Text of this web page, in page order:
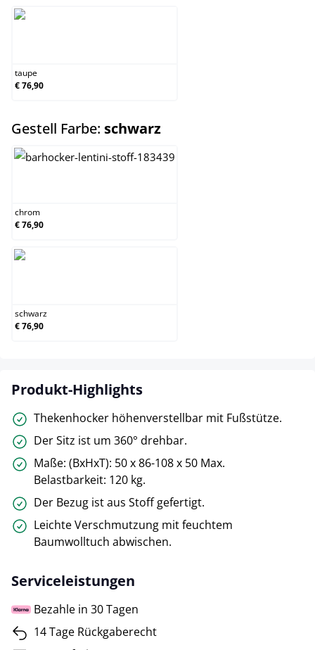
taupe
€ 76,90
Gestell Farbe: schwarzauswählen
chrom
€ 76,90
schwarz
€ 76,90
Produkt-Highlights
Thekenhocker höhenverstellbar mit Fußstütze.
Der Sitz ist um 360° drehbar.
Maße: (BxHxT): 50 x 86-108 x 50 Max.
Belastbarkeit: 120 kg.
Der Bezug ist aus Stoff gefertigt.
Leichte Verschmutzung mit feuchtem
Baumwolltuch abwischen.
Serviceleistungen
Bezahle in 30 Tagen
14 Tage Rückgaberecht